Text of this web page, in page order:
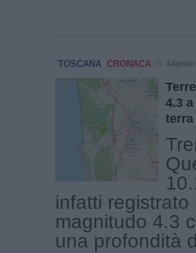
TOSCANA CRONACA 4
4.3
terra
infatti
magnitudo 4.3
una profondità